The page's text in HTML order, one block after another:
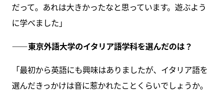
だって。あれは大きかったなと思っています。遊ぶよう
に学べました」
――東京外語大学のイタリア語学科を選んだのは？
「最初から英語にも興味はありましたが、イタリア語を
選んだきっかけは音に惹かれたことくらいでしょうか。